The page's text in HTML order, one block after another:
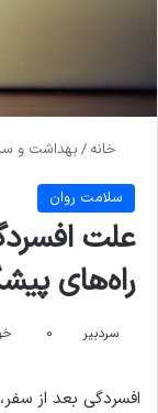
خانه /بهداشت و
سلامت روان
علت
راه‌های
سردبیر ۰
افسردگی بعد از